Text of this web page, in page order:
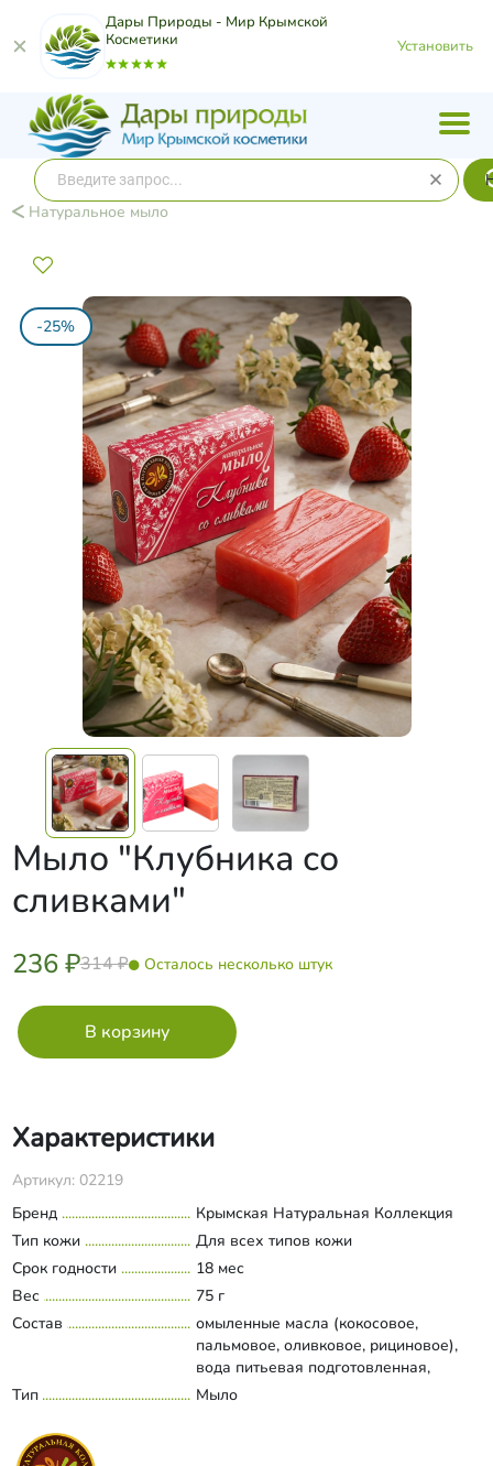
Дары Природы - Мир Крымской
Косметики
Установить
Натуральное мыло
-25%
Мыло "Клубника со
сливками"
236 ₽314 ₽ Осталось несколько штук
Характеристики
Артикул: 02219
Бренд
Крымская Натуральная Коллекция
Тип кожи
Для всех типов кожи
Срок годности
18 мес
Вес
75 г
Состав
омыленные масла (кокосовое,
пальмовое, оливковое, рициновое),
вода питьевая подготовленная,
стеариновая кислота, ароматическая
Развернуть состав
Тип Мыло